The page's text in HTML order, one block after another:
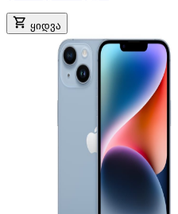
ყიდვა